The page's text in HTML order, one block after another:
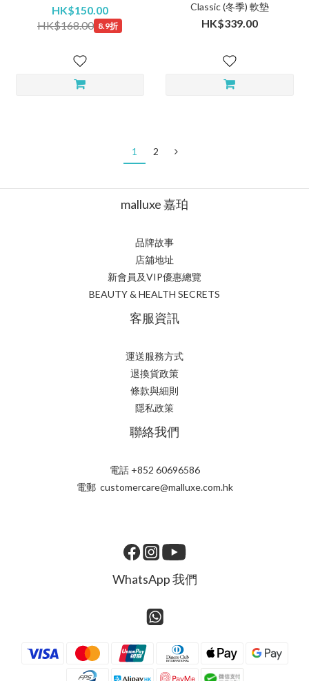
HK$150.00
HK$168.00 8.9折
Classic (冬季) 軟墊
HK$339.00
1 2
malluxe 嘉珀
品牌故事
店舖地址
新會員及VIP優惠總覽
BEAUTY & HEALTH SECRETS
客服資訊
運送服務方式
退換貨政策
條款與細則
隱私政策
聯絡我們
電話 +852 60696586
電郵 customercare@malluxe.com.hk
WhatsApp 我們